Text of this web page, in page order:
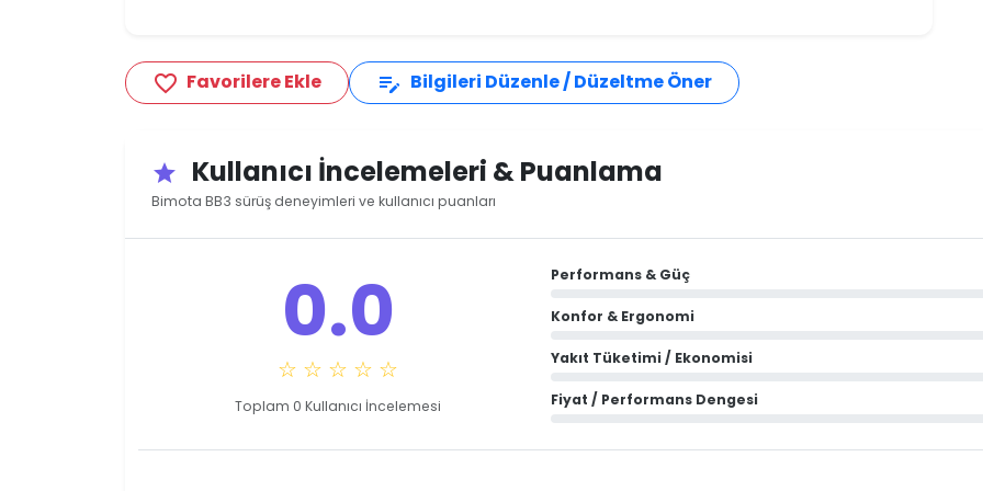
favorite_border Favorilere Ekle edit_note Bilgileri Düzenle / Düzeltme Öner
star Kullanıcı İncelemeleri & Puanlama
Bimota BB3 sürüş deneyimleri ve kullanıcı puanları
0.0
☆ ☆ ☆ ☆ ☆
Toplam 0 Kullanıcı İncelemesi
Performans & Güç
Konfor & Ergonomi
Yakıt Tüketimi / Ekonomisi
Fiyat / Performans Dengesi